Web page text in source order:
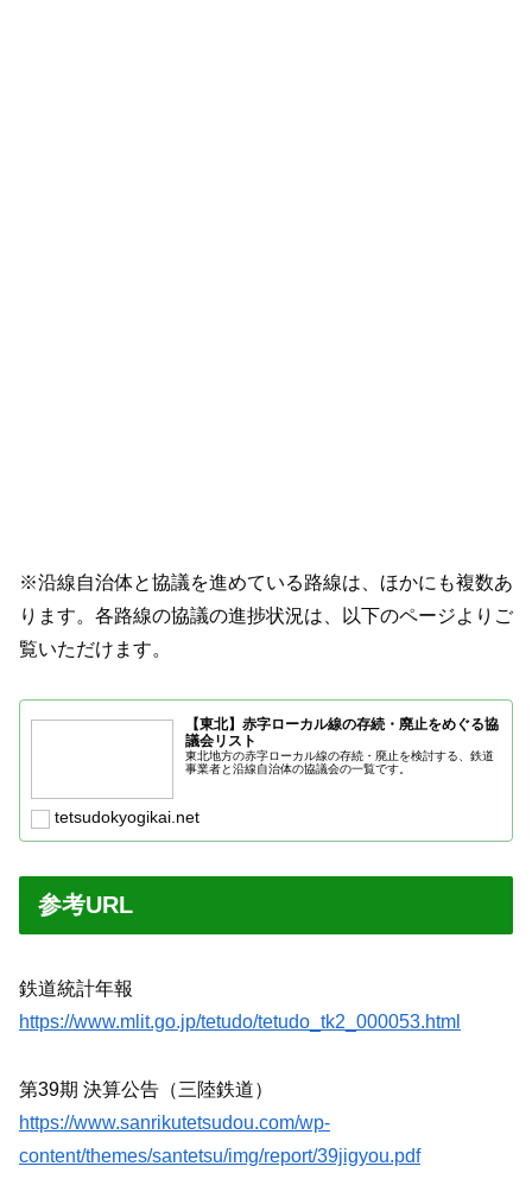
※沿線自治体と協議を進めている路線は、ほかにも複数あ
ります。各路線の協議の進捗状況は、以下のページよりご
覧いただけます。
【東北】赤字ローカル線の存続・廃止をめぐる協
議会リスト
東北地方の赤字ローカル線の存続・廃止を検討する、鉄道
事業者と沿線自治体の協議会の一覧です。
tetsudokyogikai.net
参考URL
鉄道統計年報
https://www.mlit.go.jp/tetudo/tetudo_tk2_000053.html
第39期 決算公告（三陸鉄道）
https://www.sanrikutetsudou.com/wp-
content/themes/santetsu/img/report/39jigyou.pdf